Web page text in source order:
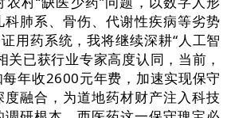
肺系、骨伤、代谢性疾病等劣势
用药系统，我将继续深耕“人工智
关已获行业专家高度认同，当前，
年收2600元年费，加速实现保守
融合，为道地药材财产注入科技